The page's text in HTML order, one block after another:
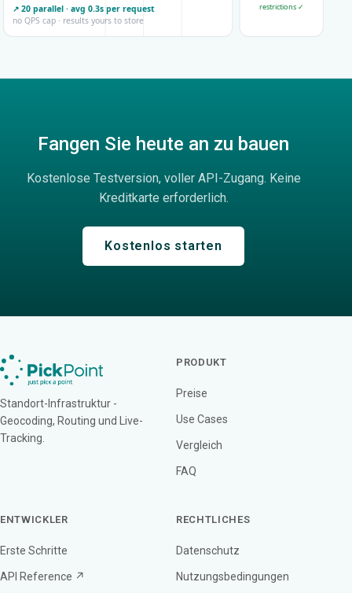
↗ 20 parallel · avg 0.3s per request
no QPS cap · results yours to store
restrictions ✓
Fangen Sie heute an zu bauen
Kostenlose Testversion, voller API-Zugang. Keine
Kreditkarte erforderlich.
Kostenlos starten
Standort-Infrastruktur -
Geocoding, Routing und Live-
Tracking.
PRODUKT
Preise
Use Cases
Vergleich
FAQ
ENTWICKLER
Erste Schritte
API Reference ↗
RECHTLICHES
Datenschutz
Nutzungsbedingungen